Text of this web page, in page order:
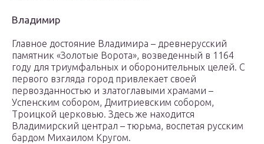
Владимир
Главное достояние Владимира – древнерусский
памятник «Золотые Ворота», возведенный в 1164
году для триумфальных и оборонительных целей. С
первого взгляда город привлекает своей
первозданностью и златоглавыми храмами –
Успенским собором, Дмитриевским собором,
Троицкой церковью. Здесь же находится
Владимирский централ – тюрьма, воспетая русским
бардом Михаилом Кругом.